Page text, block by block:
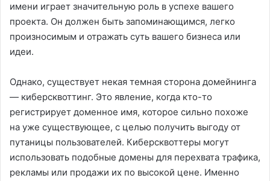
имени играет значительную роль в успехе вашего
проекта. Он должен быть запоминающимся, легко
произносимым и отражать суть вашего бизнеса или
идеи.
Однако, существует некая темная сторона домейнинга
— киберсквоттинг. Это явление, когда кто-то
регистрирует доменное имя, которое сильно похоже
на уже существующее, с целью получить выгоду от
путаницы пользователей. Киберсквоттеры могут
использовать подобные домены для перехвата трафика,
рекламы или продажи их по высокой цене. Именно